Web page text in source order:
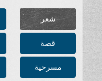
شعر
قصة
مسرحية